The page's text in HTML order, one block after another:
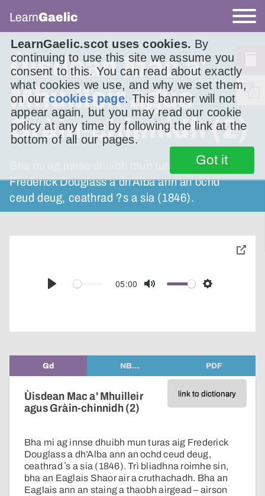
LearnGaelic.scot uses cookies. By
continuing to use this site we assume you
consent to this. You can read about exactly
what cookies we use, and why we set them,
on ourcookies page. This banner will not
appear again, but you may read our cookie
policy at any time by following the link at the
bottom of all our pages.
Got it
LearnGaelic
Ùisdean Mac a'
Mhuilleir agus
Gràin-chinnidh (2)
Bha mi ag innse dhuibh mun turas aig
Frederick Douglass a dh’Alba ann an ochd
ceud deug, ceathrad ?s a sia (1846).
Play
05:00
Mute Settings
toggle
Gd NB… PDF
link to dictionary
Ùisdean Mac a' Mhuilleir
agus Gràin-chinnidh (2)
Bha mi ag innse dhuibh mun turas aig Frederick
Douglass a dh’Alba ann an ochd ceud deug,
ceathrad ʼs a sia (1846). Trì bliadhna roimhe sin,
bha an Eaglais Shaor air a cruthachadh. Bha an
Eaglais ann an staing a thaobh airgead – airson